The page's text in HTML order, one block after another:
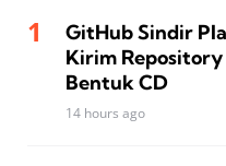
GitHub Sindir
Kirim
Bentuk CD
14 hours ago